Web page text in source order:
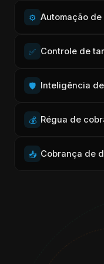
⚙️ Automação
✅ Controle de
🛡️ Inteligência
💰 Régua de
📥 Cobrança de